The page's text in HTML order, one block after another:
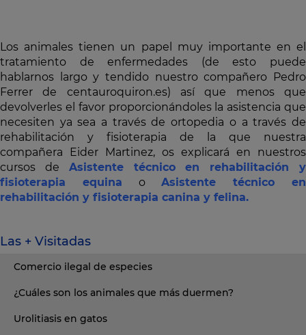
Los animales tienen un papel muy importante en el
tratamiento de enfermedades (de esto puede
hablarnos largo y tendido nuestro compañero Pedro
Ferrer de centauroquiron.es) así que menos que
devolverles el favor proporcionándoles la asistencia que
necesiten ya sea a través de ortopedia o a través de
rehabilitación y fisioterapia de la que nuestra
compañera Eider Martinez, os explicará en nuestros
cursos de Asistente técnico en rehabilitación y
fisioterapia equina oAsistente técnico en
rehabilitación y fisioterapia canina y felina.
Las + Visitadas
Comercio ilegal de especies
¿Cuáles son los animales que más duermen?
Urolitiasis en gatos